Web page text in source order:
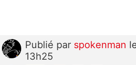
Publié par spokenman
13h25